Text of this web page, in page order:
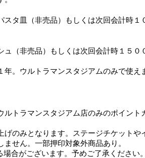
タ皿（非売品）もしくは次回会計時１
（非売品）もしくは次回会計時１５０
年。ウルトラマンスタジアムのみで使え
トラマンスタジアム店のみのポイント
のみとなります。ステージチケットや
ません。一部押印対象外商品あり。
合がございます。予めご了承ください